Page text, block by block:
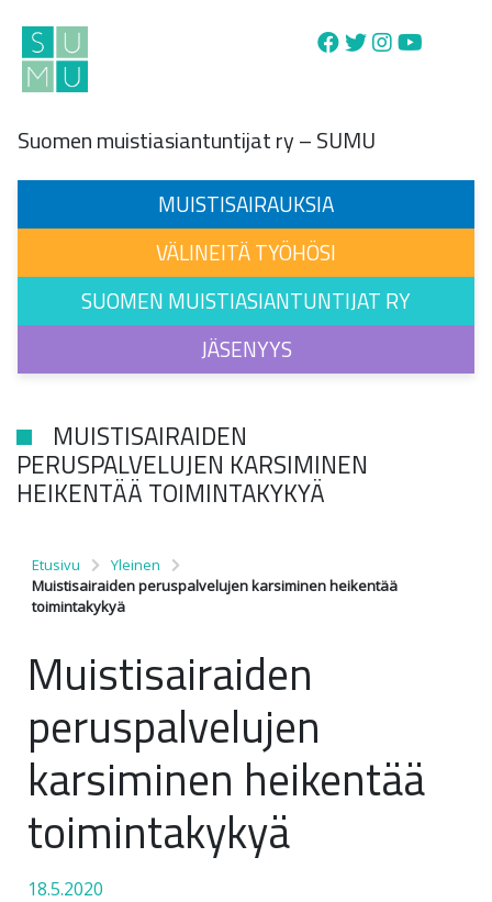
Main Navigation
Suomen muistiasiantuntijat ry – SUMU
MUISTISAIRAUKSIA
VÄLINEITÄ TYÖHÖSI
SUOMEN MUISTIASIANTUNTIJAT RY
JÄSENYYS
MUISTISAIRAIDEN
PERUSPALVELUJEN KARSIMINEN
HEIKENTÄÄ TOIMINTAKYKYÄ
Etusivu
Yleinen
Muistisairaiden peruspalvelujen karsiminen heikentää
toimintakykyä
Muistisairaiden
peruspalvelujen
karsiminen heikentää
toimintakykyä
18.5.2020